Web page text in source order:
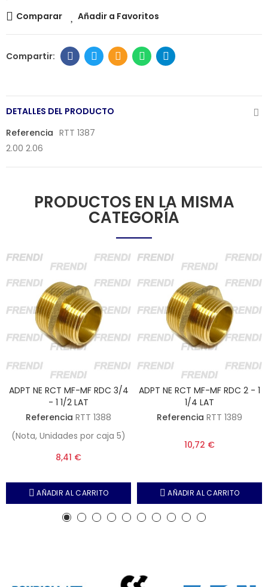
Comparar
Añadir a Favoritos
DETALLES DEL PRODUCTO
Referencia RTT 1387
2.00 2.06
PRODUCTOS EN LA MISMA
CATEGORÍA
ADPT NE RCT MF-MF RDC 3/4
- 1 1/2 LAT
Referencia RTT 1388
(Nota, Unidades por caja 5)
8,41 €
AÑADIR AL CARRITO
ADPT NE RCT MF-MF RDC 2 - 1
1/4 LAT
Referencia RTT 1389
10,72 €
AÑADIR AL CARRITO